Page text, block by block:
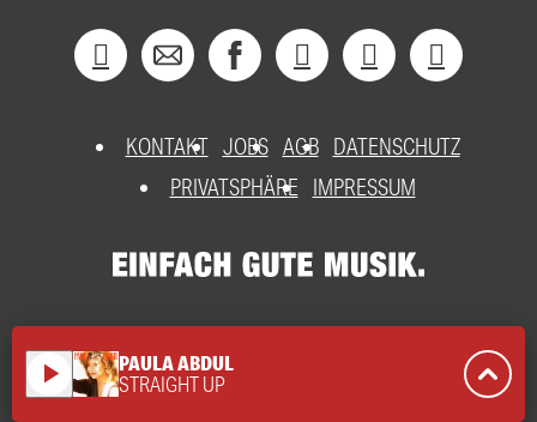
KONTAKT JOBS AGB DATENSCHUTZ
PRIVATSPHÄRE
IMPRESSUM
play_arrow PAULA ABDUL
STRAIGHT UP